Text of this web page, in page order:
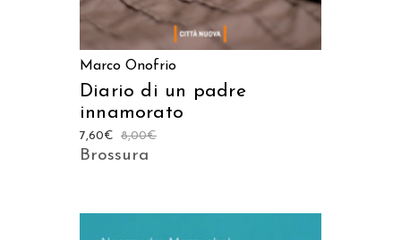
Marco Onofrio
Diario di un padre
innamorato
8,00€
7,60€
Brossura